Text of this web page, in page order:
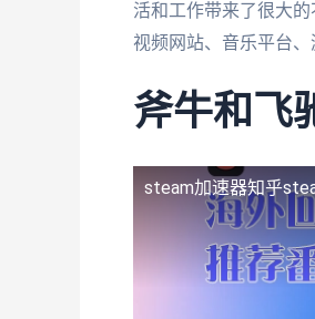
活和工作带来了很大
视频网站、音乐平台、
斧牛和飞
steam加速器知乎